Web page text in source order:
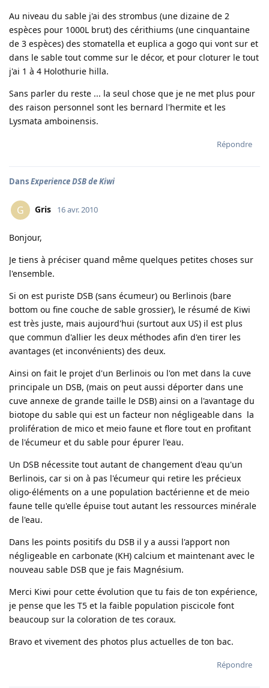
Au niveau du sable j'ai des strombus (une dizaine de 2
espèces pour 1000L brut) des cérithiums (une cinquantaine
de 3 espèces) des stomatella et euplica a gogo qui vont sur et
dans le sable tout comme sur le décor, et pour cloturer le tout
j'ai 1 à 4 Holothurie hilla.
Sans parler du reste ... la seul chose que je ne met plus pour
des raison personnel sont les bernard l'hermite et les
Lysmata amboinensis.
Répondre
DansExperience DSB de Kiwi
G Gris 16 avr. 2010
Bonjour,
Je tiens à préciser quand même quelques petites choses sur
l'ensemble.
Si on est puriste DSB (sans écumeur) ou Berlinois (bare
bottom ou fine couche de sable grossier), le résumé de Kiwi
est très juste, mais aujourd'hui (surtout aux US) il est plus
que commun d'allier les deux méthodes afin d'en tirer les
avantages (et inconvénients) des deux.
Ainsi on fait le projet d'un Berlinois ou l'on met dans la cuve
principale un DSB, (mais on peut aussi déporter dans une
cuve annexe de grande taille le DSB) ainsi on a l'avantage du
biotope du sable qui est un facteur non négligeable dans la
prolifération de mico et meio faune et flore tout en profitant
de l'écumeur et du sable pour épurer l'eau.
Un DSB nécessite tout autant de changement d'eau qu'un
Berlinois, car si on à pas l'écumeur qui retire les précieux
oligo-éléments on a une population bactérienne et de meio
faune telle qu'elle épuise tout autant les ressources minérale
de l'eau.
Dans les points positifs du DSB il y a aussi l'apport non
négligeable en carbonate (KH) calcium et maintenant avec le
nouveau sable DSB que je fais Magnésium.
Merci Kiwi pour cette évolution que tu fais de ton expérience,
je pense que les T5 et la faible population piscicole font
beaucoup sur la coloration de tes coraux.
Bravo et vivement des photos plus actuelles de ton bac.
Répondre